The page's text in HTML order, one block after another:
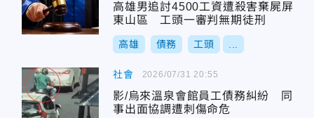
高雄男追討4500工資遭殺害棄屍屏
東山區 工頭一審判無期徒刑
高雄 債務 工頭
社會
影/烏來溫泉會館員工債務糾紛 同
事出面協調遭刺傷命危
2026/07/31 20:55